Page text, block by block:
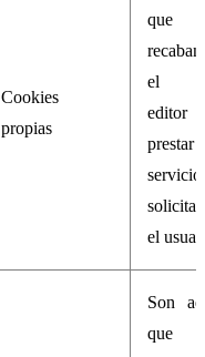
Cookies
propias
el
editor
servicio
el
Son
que